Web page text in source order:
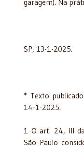
SP, 13-1-2025.
* Texto
14-1-2025.
1 O art. 24, III
São Paulo